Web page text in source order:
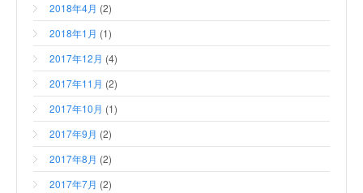
2018年4月 (2)
2018年1月 (1)
2017年12月 (4)
2017年11月 (2)
2017年10月 (1)
2017年9月 (2)
2017年8月 (2)
2017年7月 (2)